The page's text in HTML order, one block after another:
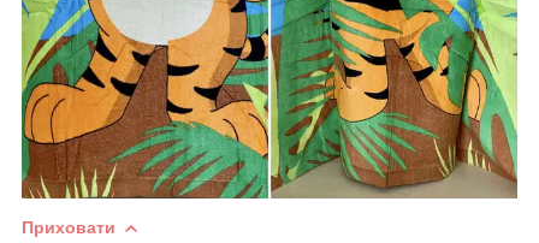
Приховати